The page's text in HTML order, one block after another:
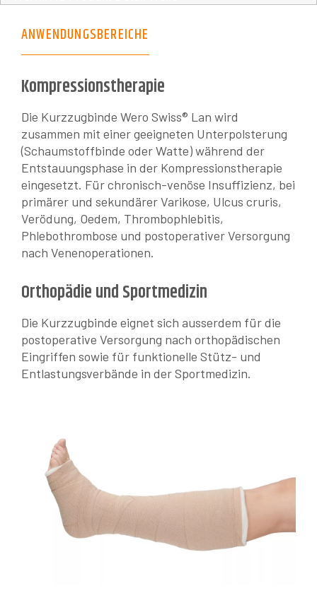
ANWENDUNGSBEREICHE
Kompressionstherapie
Die Kurzzugbinde Wero Swiss® Lan wird
zusammen mit einer geeigneten Unterpolsterung
(Schaumstoffbinde oder Watte) während der
Entstauungsphase in der Kompressionstherapie
eingesetzt. Für chronisch-venöse Insuffizienz, bei
primärer und sekundärer Varikose, Ulcus cruris,
Verödung, Oedem, Thrombophlebitis,
Phlebothrombose und postoperativer Versorgung
nach Venenoperationen.
Orthopädie und Sportmedizin
Die Kurzzugbinde eignet sich ausserdem für die
postoperative Versorgung nach orthopädischen
Eingriffen sowie für funktionelle Stütz- und
Entlastungsverbände in der Sportmedizin.